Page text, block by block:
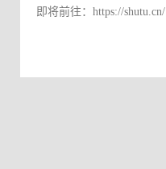
即将前往：https://shutu.cn/